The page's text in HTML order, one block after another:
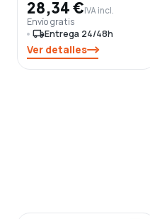
28,34 €IVA incl.
Envío gratis
local_shippingEntrega 24/48h
Ver detalles